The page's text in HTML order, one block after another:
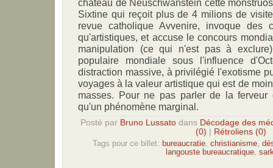
château de Neuschwanstein cette
Sixtine qui reçoit plus de 4 milions de
revue catholique Avvenire, invoque des
qu'artistiques, et accuse le concours
manipulation (ce qui n'est pas à
populaire mondiale sous l'influence
distraction massive, à privilégié l'exotisme
voyages à la valeur artistique qui est de
masses. Pour ne pas parler de la ferveur
qu'un phénomène marginal.
Posté par Bruno Lussatodans Décodage des
(0)
Rétroliens (0)
Tags pour ce billet: bureaucratie, christianisme,
langouste bureaucratique,